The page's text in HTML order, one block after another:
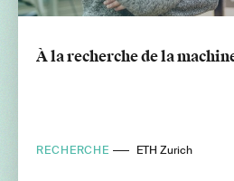
À la recherche de la
RECHERCHE ETH Zurich